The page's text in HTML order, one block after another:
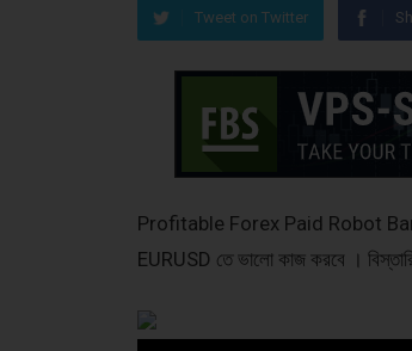
Tweet on Twitter
Profitable Forex Paid Robot
EURUSD তে ভালো কাজ করবে ।